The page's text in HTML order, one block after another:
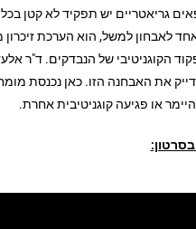
גריאטריים יש תפקיד לא קטן בכל
לאבחון למשל, הוא הערכת זיכרון
הקוגניטיבי של הנבדקים. ד"ר
את האבחנה הזו. כאן נכנסת
או פגיעה קוגניטיבית אחרת.